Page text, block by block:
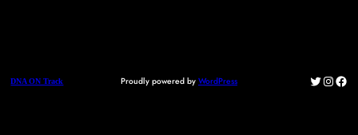
DNA ON Track Proudly powered by WordPress Twitter